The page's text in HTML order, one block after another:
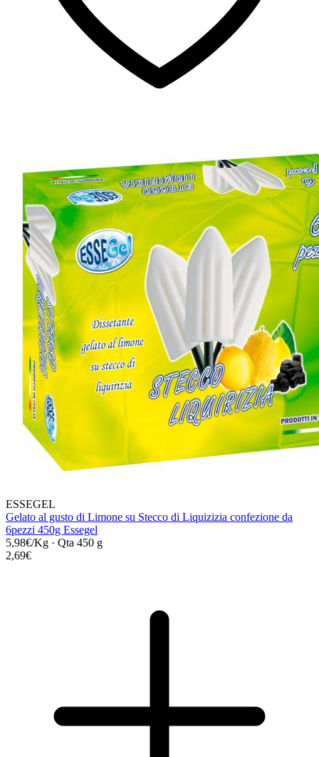
ESSEGEL
Gelato al gusto di Limone su Stecco di Liquizizia confezione da
6pezzi 450g Essegel
5,98€/Kg · Qta 450 g
2,69€